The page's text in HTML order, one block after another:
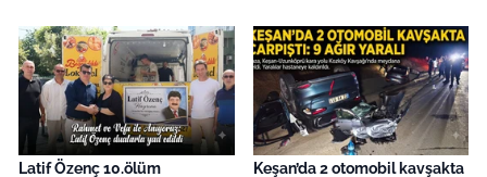
Latif Özenç 10.ölüm
Keşan’da 2 otomobil kavşakta